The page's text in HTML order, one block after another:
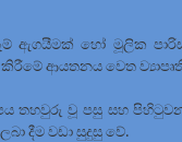
ඇගයීමක් හෝ මූලික
කිරීමේ ආයතනය වෙත
තහවුරු වූ පසු සහ
දීම වඩා සුදුසු වේ.